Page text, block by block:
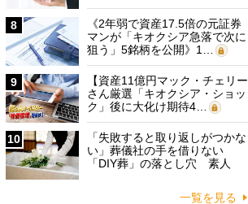
8
《2年弱で資産17.5倍の元証券
マンが「キオクシア急落で次に
狙う」5銘柄を公開》1…
9
【資産11億円マック・チェリー
さん厳選「キオクシア・ショッ
ク」後に大化け期待4…
10
「失敗すると取り返しがつかな
い」葬儀社の手を借りない
「DIY葬」の落とし穴 素人
一覧を見る